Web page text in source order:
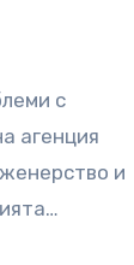
с
агенция
и